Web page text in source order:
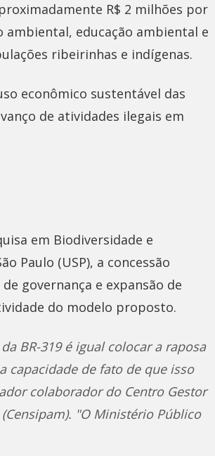
R$ 2 milhões por
educação ambiental e
ribeirinhas e indígenas.
econômico sustentável das
de atividades ilegais em
em Biodiversidade e
Paulo (USP), a concessão
governança e expansão de
do modelo proposto.
BR-319 é igual colocar a raposa
capacidade de fato de que isso
colaborador do Centro Gestor
"O Ministério Público